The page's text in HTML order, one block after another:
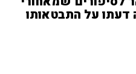
דעתו על התבטאותו